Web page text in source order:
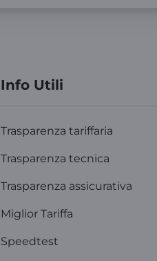
Info Utili
Trasparenza tariffaria
Trasparenza tecnica
Trasparenza assicurativa
Miglior Tariffa
Speedtest